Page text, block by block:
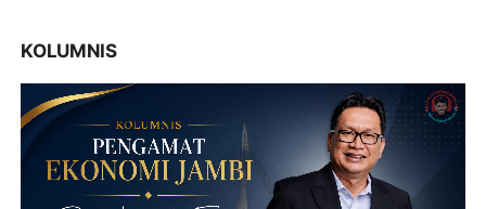
KOLUMNIS